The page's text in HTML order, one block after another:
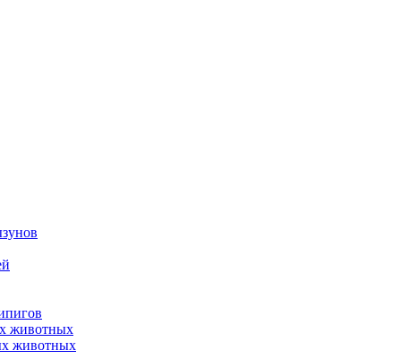
животных
животных